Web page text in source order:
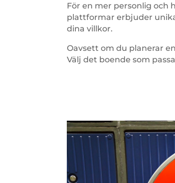
För en mer personlig och
plattformar erbjuder
dina villkor.
Oavsett om du planerar
Välj det boende som